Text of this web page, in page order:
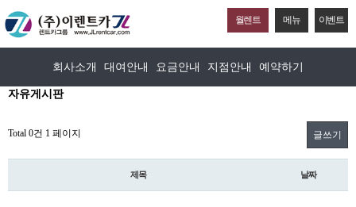
월렌트 메뉴 이벤트
회사소개 대여안내 요금안내 지점안내 예약하기
자유게시판
Total 0건 1 페이지 글쓰기
제목 날짜